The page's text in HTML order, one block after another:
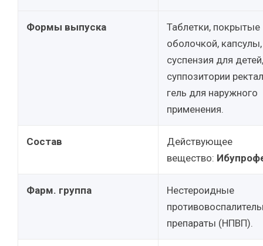
Формы выпуска
Таблетки, покрытые
оболочкой, капсулы,
суспензия для детей,
суппозитории
гель для наружного
применения.
Состав
Действующее
вещество:
Фарм. группа
Нестероидные
препараты (НПВП).